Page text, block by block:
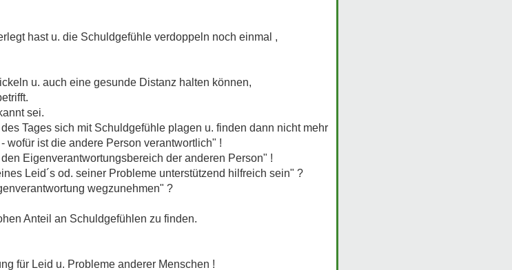
hast u. die Schuldgefühle verdoppeln noch einmal ,
u. auch eine gesunde Distanz halten können,
sei.
Tages sich mit Schuldgefühle plagen u. finden dann nicht mehr
wofür ist die andere Person verantwortlich" !
Eigenverantwortungsbereich der anderen Person" !
Leid´s od. seiner Probleme unterstützend hilfreich sein" ?
wegzunehmen" ?
Anteil an Schuldgefühlen zu finden.
für Leid u. Probleme anderer Menschen !